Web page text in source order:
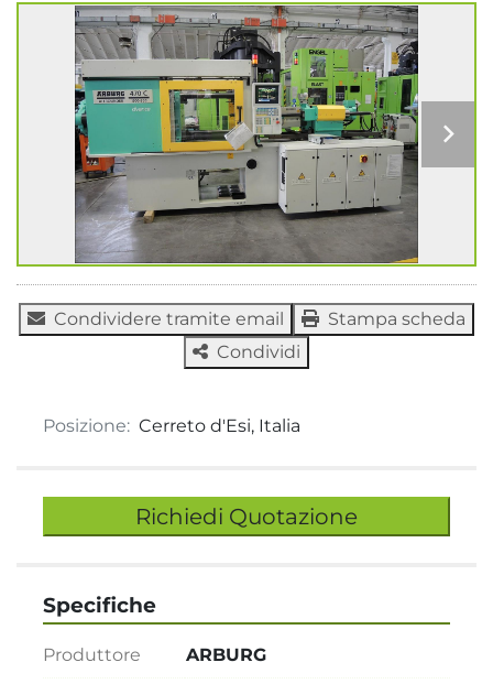
Condividere tramite email
Stampa scheda
Condividi
Posizione: Cerreto d'Esi, Italia
Richiedi Quotazione
Specifiche
Produttore ARBURG